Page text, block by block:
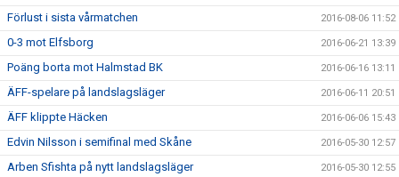
Förlust i sista vårmatchen 2016-08-06 11:52
0-3 mot Elfsborg 2016-06-21 13:39
Poäng borta mot Halmstad BK 2016-06-16 13:11
ÄFF-spelare på landslagsläger 2016-06-11 20:51
ÄFF klippte Häcken 2016-06-06 15:43
Edvin Nilsson i semifinal med Skåne 2016-05-30 12:57
Arben Sfishta på nytt landslagsläger 2016-05-30 12:55